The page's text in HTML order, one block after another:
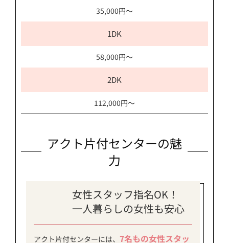
35,000円～
1DK
58,000円～
2DK
112,000円～
アクト片付センターの魅
力
女性スタッフ指名OK！
一人暮らしの女性も安心
アクト片付センターには、 7名もの女性スタッ